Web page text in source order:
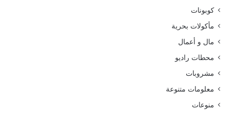
كوبونات
مأكولات بحرية
مال و أعمال
محطات راديو
مشروبات
معلومات متنوعة
منوعات